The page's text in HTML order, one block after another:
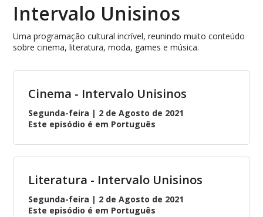
Intervalo Unisinos
Uma programação cultural incrível, reunindo muito conteúdo
sobre cinema, literatura, moda, games e música.
Cinema - Intervalo Unisinos
Segunda-feira | 2 de Agosto de 2021
Este episódio é em Português
Literatura - Intervalo Unisinos
Segunda-feira | 2 de Agosto de 2021
Este episódio é em Português